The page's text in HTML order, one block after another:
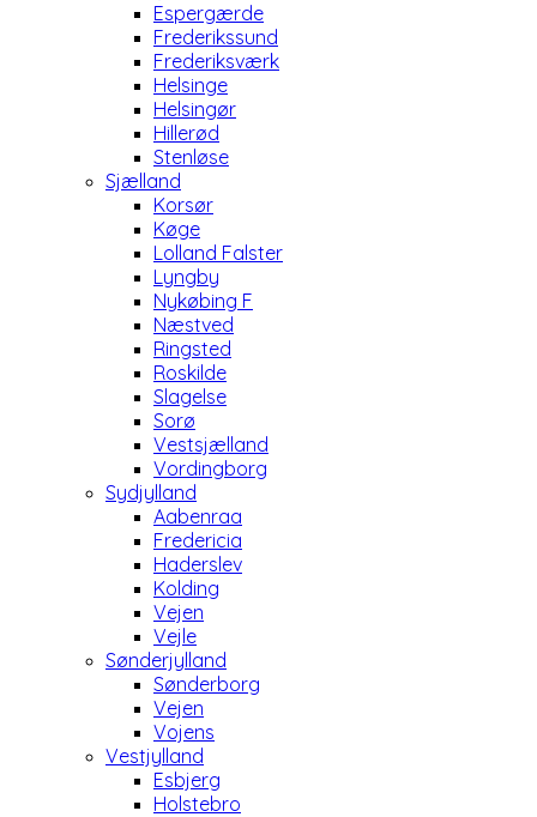
Espergærde
Frederikssund
Frederiksværk
Helsinge
Helsingør
Hillerød
Stenløse
Sjælland
Korsør
Køge
Lolland Falster
Lyngby
Nykøbing F
Næstved
Ringsted
Roskilde
Slagelse
Sorø
Vestsjælland
Vordingborg
Sydjylland
Aabenraa
Fredericia
Haderslev
Kolding
Vejen
Vejle
Sønderjylland
Sønderborg
Vejen
Vojens
Vestjylland
Esbjerg
Holstebro